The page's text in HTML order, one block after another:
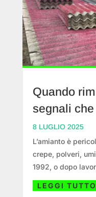
Quando
segnali
8 LUGLIO 2025
L’amianto è
crepe, polveri,
1992, o dopo
Solo un’analisi di
presenza. Il costo
LEGGI TUTTO